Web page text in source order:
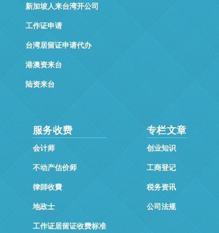
新加坡人来台湾开公司
工作证申请
台湾居留证申请代办
港澳资来台
陆资来台
服务收费
会计师
不动产估价师
律師收費
地政士
工作证居留证收费标准
专栏文章
创业知识
工商登记
税务资讯
公司法规